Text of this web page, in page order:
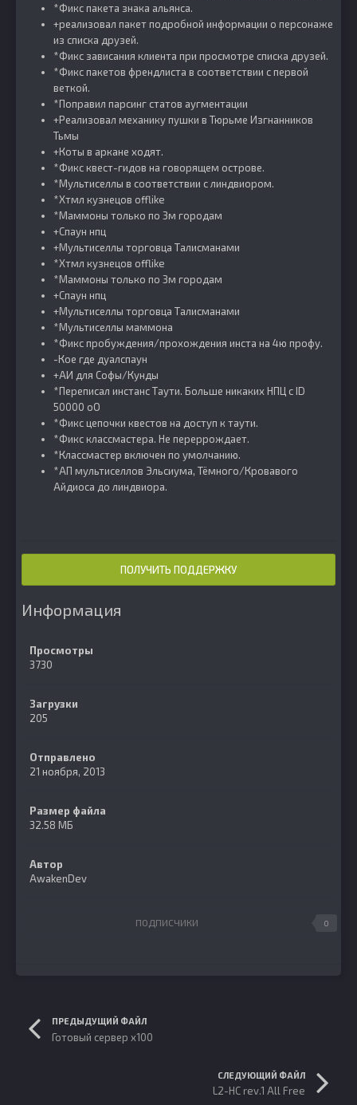
*Фикс пакета знака альянса.
+реализовал пакет подробной информации о персонаже
из списка друзей.
*Фикс зависания клиента при просмотре списка друзей.
*Фикс пакетов френдлиста в соответствии с первой
веткой.
*Поправил парсинг статов аугментации
+Реализовал механику пушки в Тюрьме Изгнанников
Тьмы
+Коты в аркане ходят.
*Фикс квест-гидов на говорящем острове.
*Мультиселлы в соответствии с линдвиором.
*Хтмл кузнецов offlike
*Маммоны только по 3м городам
+Спаун нпц
+Мультиселлы торговца Талисманами
*Хтмл кузнецов offlike
*Маммоны только по 3м городам
+Спаун нпц
+Мультиселлы торговца Талисманами
*Мультиселлы маммона
*Фикс пробуждения/прохождения инста на 4ю профу.
-Кое где дуалспаун
+АИ для Софы/Кунды
*Переписал инстанс Таути. Больше никаких НПЦ с ID
50000 oO
*Фикс цепочки квестов на доступ к таути.
*Фикс классмастера. Не переррождает.
*Классмастер включен по умолчанию.
*АП мультиселлов Эльсиума, Тёмного/Кровавого
Айдиоса до линдвиора.
ПОЛУЧИТЬ ПОДДЕРЖКУ
Информация
Просмотры
3730
Загрузки
205
Отправлено
21 ноября, 2013
Размер файла
32.58 МБ
Автор
AwakenDev
ПОДПИСЧИКИ 0
ПРЕДЫДУЩИЙ ФАЙЛ
Готовый сервер х100
СЛЕДУЮЩИЙ ФАЙЛ
L2-HC rev.1 All Free